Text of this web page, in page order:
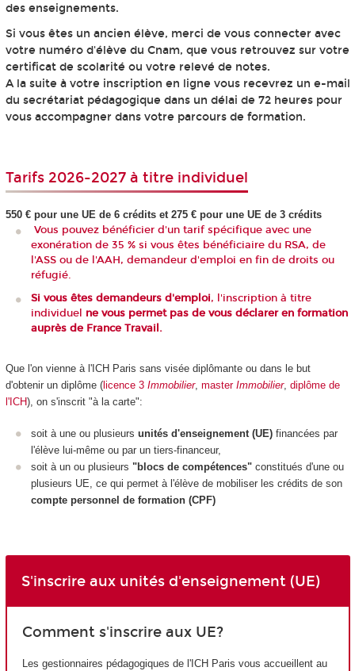
des enseignements.
Si vous êtes un ancien élève, merci de vous connecter avec
votre numéro d'élève du Cnam, que vous retrouvez sur votre
certificat de scolarité ou votre relevé de notes.
A la suite à votre inscription en ligne vous recevrez un e-mail
du secrétariat pédagogique dans un délai de 72 heures pour
vous accompagner dans votre parcours de formation.
Tarifs 2026-2027 à titre individuel
550 € pour une UE de 6 crédits et 275 € pour une UE de 3 crédits
Vous pouvez bénéficier d'un tarif spécifique avec une
exonération de 35 % si vous êtes bénéficiaire du RSA, de
l'ASS ou de l'AAH, demandeur d'emploi en fin de droits ou
réfugié.
Si vous êtes demandeurs d'emploi, l'inscription à titre
individuel ne vous permet pas de vous déclarer en formation
auprès de France Travail.
Que l'on vienne à l'ICH Paris sans visée diplômante ou dans le but
d'obtenir un diplôme (licence 3 Immobilier, master Immobilier, diplôme de
l'ICH), on s'inscrit "à la carte":
soit à une ou plusieurs unités d'enseignement (UE) financées par
l'élève lui-même ou par un tiers-financeur,
soit à un ou plusieurs "blocs de compétences" constitués d'une ou
plusieurs UE, ce qui permet à l'élève de mobiliser les crédits de son
compte personnel de formation (CPF)
S'inscrire aux unités d'enseignement (UE)
Comment s'inscrire aux UE?
Les gestionnaires pédagogiques de l'ICH Paris vous accueillent au